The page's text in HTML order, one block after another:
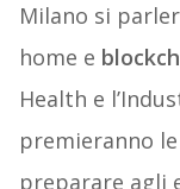
Milano si
home e
Health e
premieranno
preparare agli